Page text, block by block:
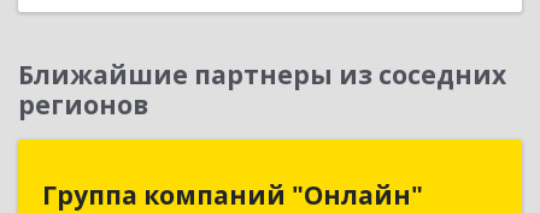
Ближайшие партнеры из соседних
регионов
Группа компаний "Онлайн"
Группа компаний "Онлайн"